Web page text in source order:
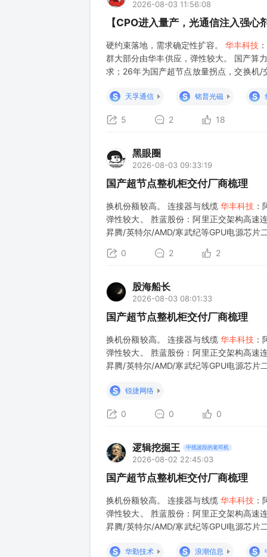
2026-08-03 11:56:08
【CPO进入量产，光通信注入强心
硬约束落地，需求确定性扩容。 华丰科技
群大部分由华丰供应，弹性较大。 国产算
求；26年为国产超节点放量拐点，交换机/
S
天孚通信 S 铭普光磁 S
5 2 18
黑眼圈
2026-08-03 09:33:19
国产超节点整机柜交付厂商梳理
换机份额较高。 连接器与线缆 华丰科技
弹性较大。 胜蓝股份：阿里正交架构高速
昇腾/英特尔/AMD/寒武纪等GPU电源芯片
0 2 2
股海船长
2026-08-03 08:01:33
国产超节点整机柜交付厂商梳理
换机份额较高。 连接器与线缆 华丰科技
弹性较大。 胜蓝股份：阿里正交架构高速
昇腾/英特尔/AMD/寒武纪等GPU电源芯片
S
锐捷网络
0 0 0
逻辑挖掘王 中线波段的老司机
2026-08-02 22:45:03
国产超节点整机柜交付厂商梳理
换机份额较高。 连接器与线缆 华丰科技
弹性较大。 胜蓝股份：阿里正交架构高速
昇腾/英特尔/AMD/寒武纪等GPU电源芯片
S
华勤技术 S 浪潮信息 S